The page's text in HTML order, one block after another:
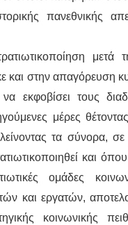
πανεθνικής
μετά
και στην απαγόρευση
να εκφοβίσει τους
μέρες
νοντας τα σύνορα, σε
και
ομάδες
και εργατών,
κοινωνικής πειθ